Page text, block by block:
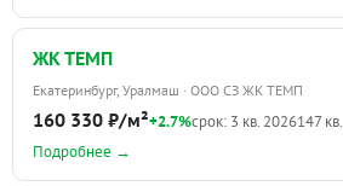
ЖК ТЕМП
Екатеринбург, Уралмаш · ООО СЗ ЖК ТЕМП
160 330 ₽/м²+2.7%срок: 3 кв. 2026147 кв.
Подробнее →